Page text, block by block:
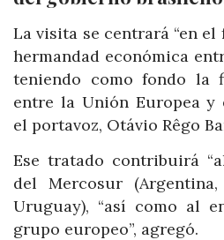
La visita se centrará “en
hermandad económica
teniendo como fondo la
entre la Unión Europea y
el portavoz, Otávio Rêgo
Ese tratado contribuirá
del Mercosur
Uruguay), “así como al
grupo europeo”, agregó.